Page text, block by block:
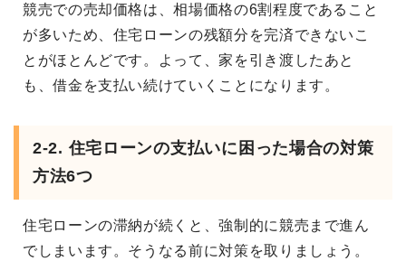
競売での売却価格は、相場価格の6割程度であること
が多いため、住宅ローンの残額分を完済できないこ
とがほとんどです。よって、家を引き渡したあと
も、借金を支払い続けていくことになります。
2-2. 住宅ローンの支払いに困った場合の対策
方法6つ
住宅ローンの滞納が続くと、強制的に競売まで進ん
でしまいます。そうなる前に対策を取りましょう。